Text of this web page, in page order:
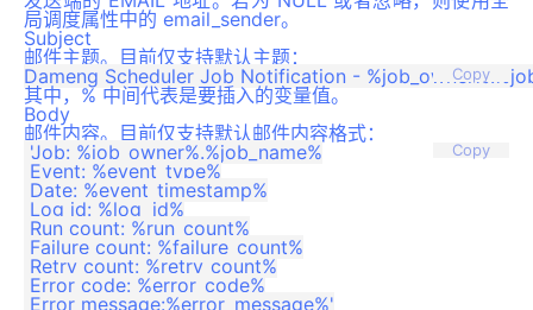
局调度属性中的 email_sender。
Subject
邮件主题。目前仅支持默认主题：
Copy
其中，% 中间代表是要插入的变量值。
Body
邮件内容。目前仅支持默认邮件内容格式：
Copy
'Job: %job_owner%.%job_name%
Event: %event_type%
Date: %event_timestamp%
Log id: %log_id%
Run count: %run_count%
Failure count: %failure_count%
Retry count: %retry_count%
Error code: %error_code%